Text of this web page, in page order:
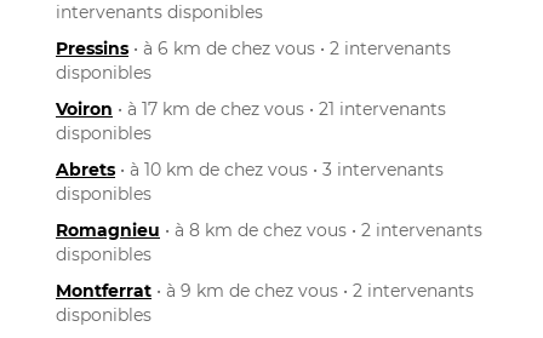
intervenants disponibles
Pressins • à 6 km de chez vous • 2 intervenants
disponibles
Voiron • à 17 km de chez vous • 21 intervenants
disponibles
Abrets • à 10 km de chez vous • 3 intervenants
disponibles
Romagnieu • à 8 km de chez vous • 2 intervenants
disponibles
Montferrat • à 9 km de chez vous • 2 intervenants
disponibles